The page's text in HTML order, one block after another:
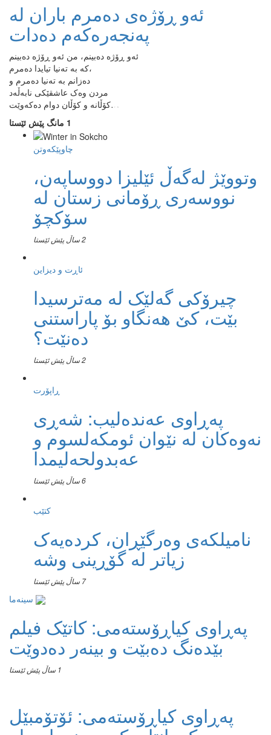
ئەو ڕۆژەی دەمرم باران لە
پەنجەرەکەم دەدات
ئەو ڕۆژە دەبینم، من ئەو ڕۆژە دەبینم
کە بە تەنیا تیایدا دەمرم،
دەزانم بە تەنیا دەمرم و
مردن وەک عاشقێکی نابەڵەد
کۆڵانە و کۆڵان دوام دەکەوێت…
1 مانگ پێش ئێستا
چاوپێکەوتن
وتووێژ لەگەڵ ئێلیزا دووساپەن،
نووسەری ڕۆمانی زستان لە
سۆکچۆ
2 ساڵ پێش ئێستا
ئاڕت و دیزاین
چیرۆکی گەلێک لە مەترسیدا
بێت، کێ هەنگاو بۆ پاراستنی
دەنێت؟
2 ساڵ پێش ئێستا
ڕاپۆرت
پەڕاوی عەندەلیب: شەڕی
نەوەکان لە نێوان ئومکەلسوم و
عەبدولحەلیمدا
6 ساڵ پێش ئێستا
کتێب
نامیلكه‌ی وەرگێڕان، کردەیەک
زیاتر لە گۆڕینی وشە
7 ساڵ پێش ئێستا
پەڕاوی کیاڕۆستەمی: کاتێک فیلم
بێدەنگ دەبێت و بینەر دەدوێت
1 ساڵ پێش ئێستا
پەڕاوی کیاڕۆستەمی: ئۆتۆمبێل